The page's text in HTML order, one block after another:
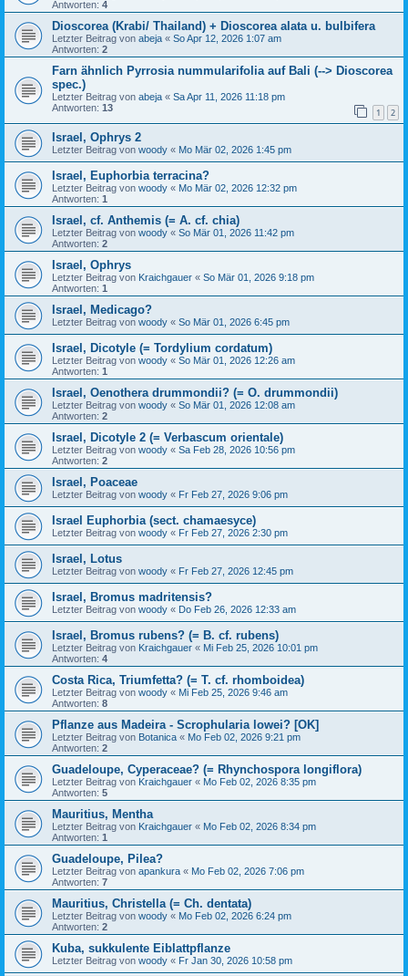
Antworten: 4
Dioscorea (Krabi/ Thailand) + Dioscorea alata u. bulbifera
Letzter Beitrag von abeja « So Apr 12, 2026 1:07 am
Antworten: 2
Farn ähnlich Pyrrosia nummularifolia auf Bali (--> Dioscorea
spec.)
Letzter Beitrag von abeja « Sa Apr 11, 2026 11:18 pm
Antworten: 13 1 2
Israel, Ophrys 2
Letzter Beitrag von woody « Mo Mär 02, 2026 1:45 pm
Israel, Euphorbia terracina?
Letzter Beitrag von woody « Mo Mär 02, 2026 12:32 pm
Antworten: 1
Israel, cf. Anthemis (= A. cf. chia)
Letzter Beitrag von woody « So Mär 01, 2026 11:42 pm
Antworten: 2
Israel, Ophrys
Letzter Beitrag von Kraichgauer « So Mär 01, 2026 9:18 pm
Antworten: 1
Israel, Medicago?
Letzter Beitrag von woody « So Mär 01, 2026 6:45 pm
Israel, Dicotyle (= Tordylium cordatum)
Letzter Beitrag von woody « So Mär 01, 2026 12:26 am
Antworten: 1
Israel, Oenothera drummondii? (= O. drummondii)
Letzter Beitrag von woody « So Mär 01, 2026 12:08 am
Antworten: 2
Israel, Dicotyle 2 (= Verbascum orientale)
Letzter Beitrag von woody « Sa Feb 28, 2026 10:56 pm
Antworten: 2
Israel, Poaceae
Letzter Beitrag von woody « Fr Feb 27, 2026 9:06 pm
Israel Euphorbia (sect. chamaesyce)
Letzter Beitrag von woody « Fr Feb 27, 2026 2:30 pm
Israel, Lotus
Letzter Beitrag von woody « Fr Feb 27, 2026 12:45 pm
Israel, Bromus madritensis?
Letzter Beitrag von woody « Do Feb 26, 2026 12:33 am
Israel, Bromus rubens? (= B. cf. rubens)
Letzter Beitrag von Kraichgauer « Mi Feb 25, 2026 10:01 pm
Antworten: 4
Costa Rica, Triumfetta? (= T. cf. rhomboidea)
Letzter Beitrag von woody « Mi Feb 25, 2026 9:46 am
Antworten: 8
Pflanze aus Madeira - Scrophularia lowei? [OK]
Letzter Beitrag von Botanica « Mo Feb 02, 2026 9:21 pm
Antworten: 2
Guadeloupe, Cyperaceae? (= Rhynchospora longiflora)
Letzter Beitrag von Kraichgauer « Mo Feb 02, 2026 8:35 pm
Antworten: 5
Mauritius, Mentha
Letzter Beitrag von Kraichgauer « Mo Feb 02, 2026 8:34 pm
Antworten: 1
Guadeloupe, Pilea?
Letzter Beitrag von apankura « Mo Feb 02, 2026 7:06 pm
Antworten: 7
Mauritius, Christella (= Ch. dentata)
Letzter Beitrag von woody « Mo Feb 02, 2026 6:24 pm
Antworten: 2
Kuba, sukkulente Eiblattpflanze
Letzter Beitrag von woody « Fr Jan 30, 2026 10:58 pm